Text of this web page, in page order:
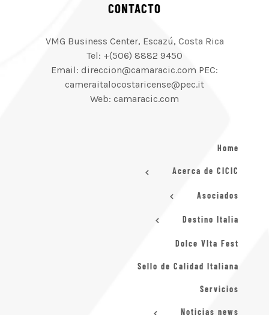
CONTACTO
VMG Business Center, Escazú, Costa Rica
Tel: +(506) 8882 9450
Email: direccion@camaracic.com PEC:
cameraitalocostaricense@pec.it
Web: camaracic.com
Home
Acerca de CICIC
Asociados
Destino Italia
Dolce VIta Fest
Sello de Calidad Italiana
Servicios
Noticias news